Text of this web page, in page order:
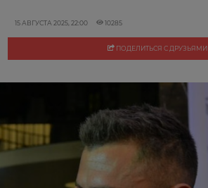
15 АВГУСТА 2025, 22:00 10285
ПОДЕЛИТЬСЯ С ДРУЗЬЯМИ